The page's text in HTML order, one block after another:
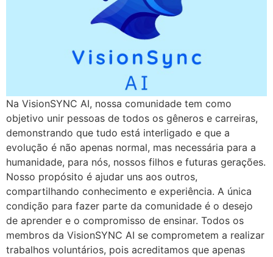
Na VisionSYNC AI, nossa comunidade tem como
objetivo unir pessoas de todos os gêneros e carreiras,
demonstrando que tudo está interligado e que a
evolução é não apenas normal, mas necessária para a
humanidade, para nós, nossos filhos e futuras gerações.
Nosso propósito é ajudar uns aos outros,
compartilhando conhecimento e experiência. A única
condição para fazer parte da comunidade é o desejo
de aprender e o compromisso de ensinar. Todos os
membros da VisionSYNC AI se comprometem a realizar
trabalhos voluntários, pois acreditamos que apenas